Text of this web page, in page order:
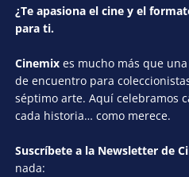
¿Te apasiona el cine y el
para ti.
Cinemix es mucho más que
de encuentro para
séptimo arte. Aquí celebramos
cada historia… como merece.
Suscríbete a la Newsletter de
nada: